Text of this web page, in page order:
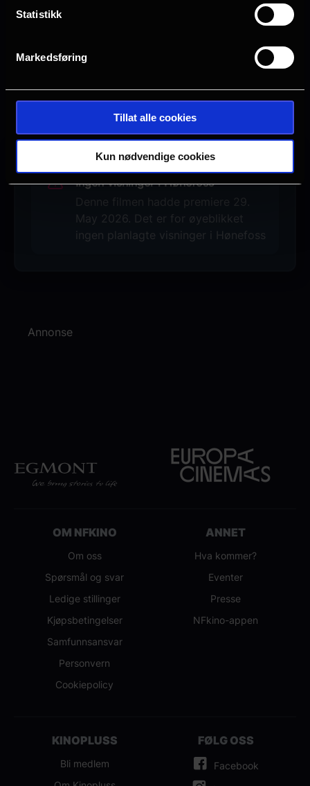
Statistikk
Markedsføring
Tillat alle cookies
Kun nødvendige cookies
Distributør
Ingen visninger i Hønefoss
May 2026. Det er for øyeblikket
ingen planlagte visninger i Hønefoss
Annonse
OM NFKINO
Om oss
Spørsmål og svar
Ledige stillinger
Kjøpsbetingelser
Samfunnsansvar
Personvern
Cookiepolicy
ANNET
Hva kommer?
Eventer
Presse
NFkino-appen
KINOPLUSS
Bli medlem
FØLG OSS
Facebook